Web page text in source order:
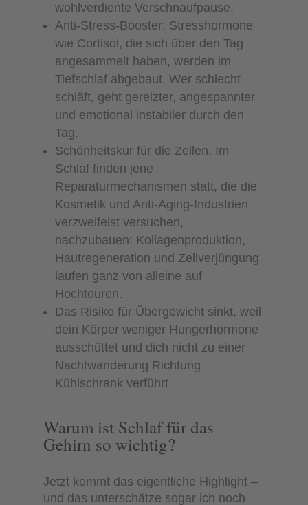
wohlverdiente Verschnaufpause.
Anti-Stress-Booster: Stresshormone
wie Cortisol, die sich über den Tag
angesammelt haben, werden im
Tiefschlaf abgebaut. Wer schlecht
schläft, geht gereizter, angespannter
und emotional instabiler durch den
Tag.
Schönheitskur für die Zellen: Im
Schlaf finden jene
Reparaturmechanismen statt, die die
Kosmetik und Anti-Aging-Industrien
verzweifelst versuchen,
nachzubauen: Kollagenproduktion,
Hautregeneration und Zellverjüngung
laufen ganz von alleine auf
Hochtouren.
Das Risiko für Übergewicht sinkt, weil
dein Körper weniger Hungerhormone
ausschüttet und dich nicht zu einer
Nachtwanderung Richtung
Kühlschrank verführt.
Warum ist Schlaf für das
Gehirn so wichtig?
Jetzt kommt das eigentliche Highlight –
und das unterschätze sogar ich noch